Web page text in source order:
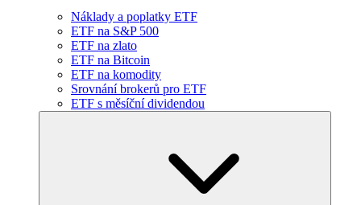
Náklady a poplatky ETF
ETF na S&P 500
ETF na zlato
ETF na Bitcoin
ETF na komodity
Srovnání brokerů pro ETF
ETF s měsíční dividendou